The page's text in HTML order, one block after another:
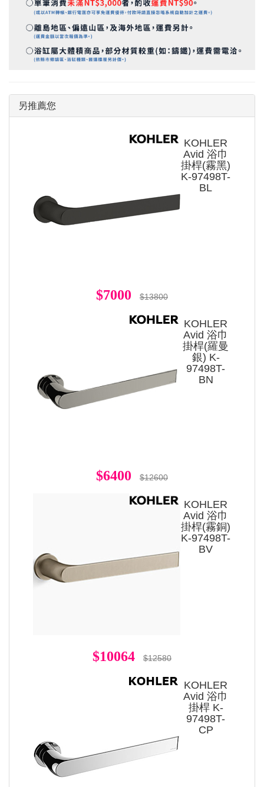
另推薦您
KOHLER
Avid 浴巾
掛桿(霧黑)
K-97498T-
BL
$7000 $13800
KOHLER
Avid 浴巾
掛桿(羅曼
銀) K-
97498T-
BN
$6400 $12600
KOHLER
Avid 浴巾
掛桿(霧銅)
K-97498T-
BV
$10064 $12580
KOHLER
Avid 浴巾
掛桿 K-
97498T-
CP